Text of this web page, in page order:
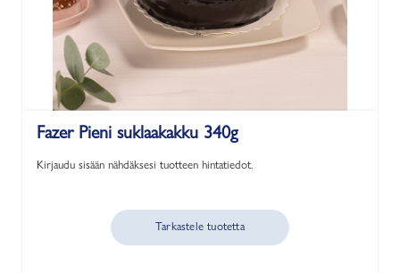
Fazer Pieni suklaakakku 340g
Kirjaudu sisään nähdäksesi tuotteen hintatiedot.
Tarkastele tuotetta